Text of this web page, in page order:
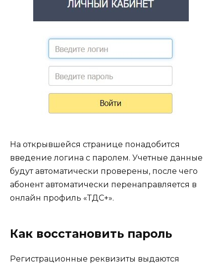
На открывшейся странице понадобится
введение логина с паролем. Учетные данные
будут автоматически проверены, после чего
абонент автоматически перенаправляется в
онлайн профиль «ТДС+».
Как восстановить пароль
Регистрационные реквизиты выдаются